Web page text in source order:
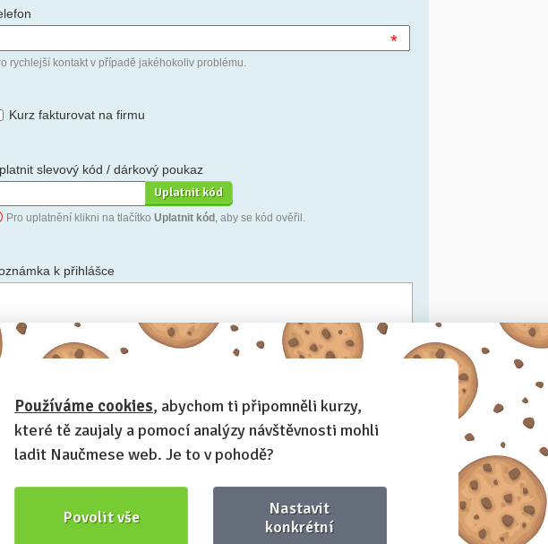
*
rychlejší kontakt v případě jakéhokoliv problému.
Kurz fakturovat na firmu
slevový kód / dárkový poukaz
Pro uplatnění klikni na tlačítko Uplatnit kód , aby se kód ověřil.
k přihlášce
Anonymní profil– odesláním přihlášky se automaticky vytvoří tvůj
na Naučmese. Zatrhni tuto volbu a profil bude skrytý.
Chci dostávat Naučmese newsletter
Používáme cookies, abychom ti připomněli kurzy,
které tě zaujaly a pomocí analýzy návštěvnosti mohli
ladit Naučmese web. Je to v pohodě?
Povolit vše
Nastavit
konkrétní